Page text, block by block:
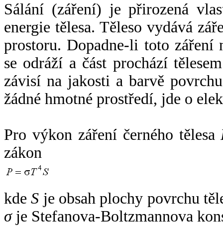
Sálání (záření) je přirozená
energie tělesa. Těleso vydává
prostoru. Dopadne-li toto záření
se odráží a část prochází
závisí na jakosti a barvě
žádné hmotné prostředí, jde o
Pro výkon záření černého tělesa
zákon
kdeS je obsah plochy povrchu
σje Stefanova-Boltzmannova